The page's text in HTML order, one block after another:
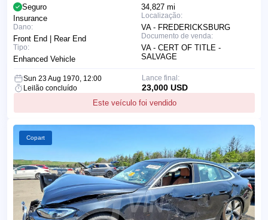
34,827 mi
Localização:
VA - FREDERICKSBURG
Documento de venda:
VA - CERT OF TITLE -
SALVAGE
Seguro
Insurance
Dano:
Front End | Rear End
Tipo:
Enhanced Vehicle
Sun 23 Aug 1970, 12:00
Leilão concluído
Este veículo foi vendido
Lance final:
23,000 USD
Copart